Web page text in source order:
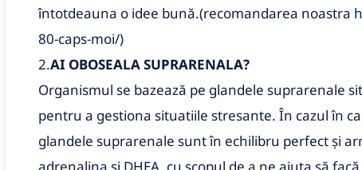
întotdeauna o idee bună.(recomandarea noastra
80-caps-moi/)
2.AI OBOSEALA SUPRARENALA?
Organismul se bazează pe glandele suprarenale
pentru a gestiona situatiile stresante. În cazul în
glandele suprarenale sunt în echilibru perfect și
adrenalina si DHEA, cu scopul de a ne ajuta să